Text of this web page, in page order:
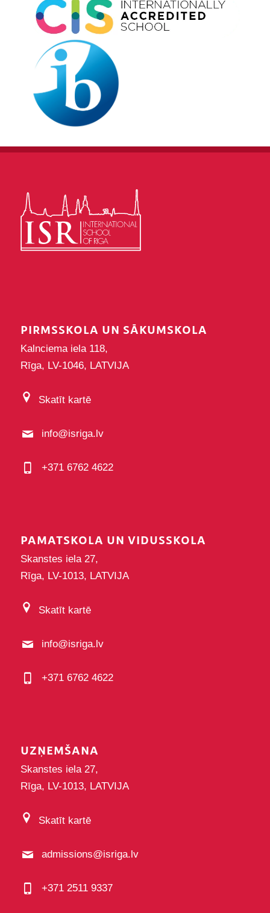
PIRMSSKOLA UN SĀKUMSKOLA
Kalnciema iela 118,
Rīga, LV-1046, LATVIJA
Skatīt kartē
info@isriga.lv
+371 6762 4622
PAMATSKOLA UN VIDUSSKOLA
Skanstes iela 27,
Rīga, LV-1013, LATVIJA
Skatīt kartē
info@isriga.lv
+371 6762 4622
UZŅEMŠANA
Skanstes iela 27,
Rīga, LV-1013, LATVIJA
Skatīt kartē
admissions@isriga.lv
+371 2511 9337